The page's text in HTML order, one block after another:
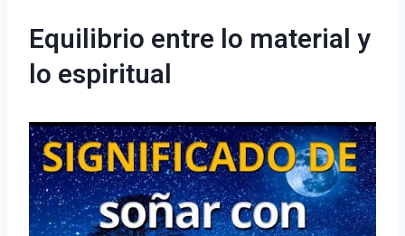
Equilibrio entre lo material y
lo espiritual